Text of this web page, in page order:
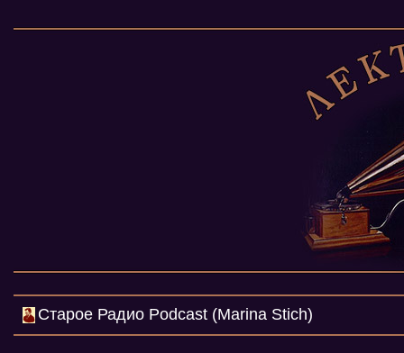
Cтарое Радио Podcast (Marina Stich)